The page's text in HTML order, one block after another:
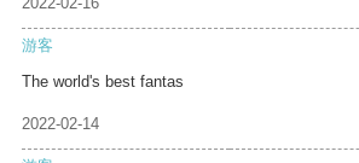
游客
The world's best fantas
2022-02-14